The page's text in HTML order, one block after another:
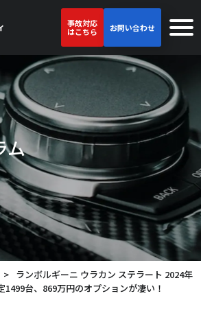
事故対応
はこちら
お問い合わせ
ム
> ランボルギーニ ウラカン ステラート 2024年
台、869万円のオプションが凄い！